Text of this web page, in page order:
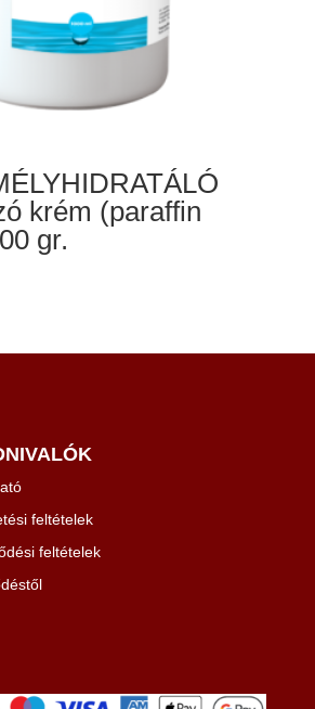
krém (paraffin
gr.
feltételek
feltételek